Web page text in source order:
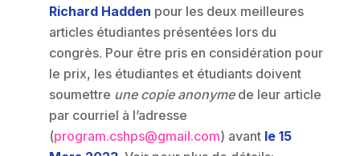
Richard Hadden pour les deux meilleures
articles étudiantes présentées lors du
congrès. Pour être pris en considération pour
le prix, les étudiantes et étudiants doivent
soumettre une copie anonyme de leur article
par courriel à l’adresse
(program.cshps@gmail.com) avant le 15